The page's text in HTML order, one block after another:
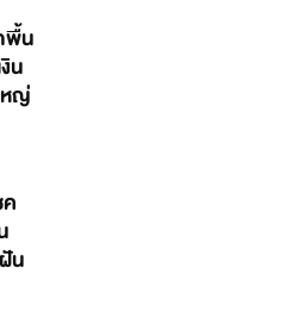
พื้น
น
หญ่
น